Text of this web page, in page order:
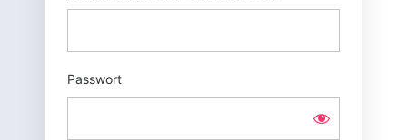
Passwort